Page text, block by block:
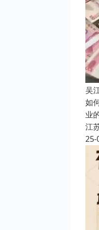
吴
如
业
江
25-